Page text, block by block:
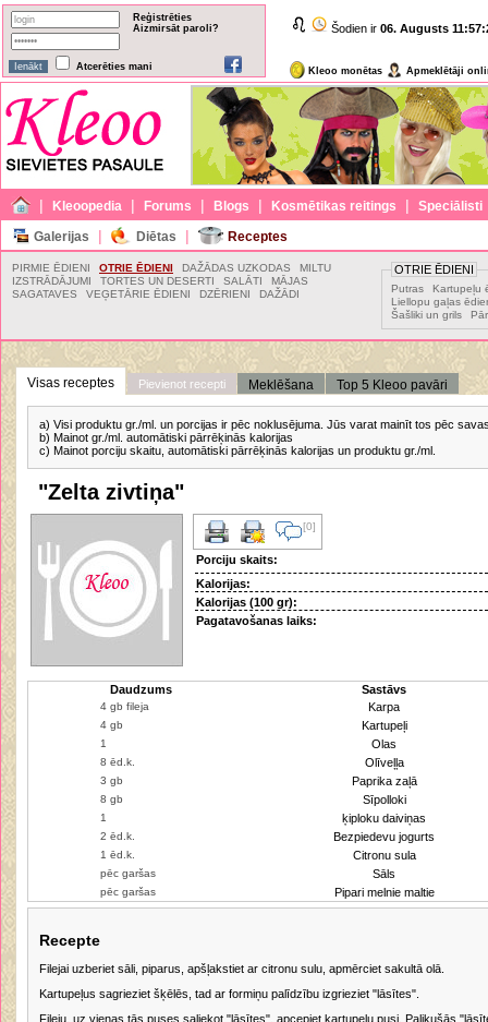
Reģistrēties
Aizmirsāt paroli?
Atcerēties mani
Šodien ir 06. Augusts
Kleoo monētas Apmeklētāji
| Kleoopedia | Forums | Blogs | Kosmētikas reitings | Speciālisti
Galerijas | Diētas | Receptes
OTRIE ĒDIENI
Putras
Kartupeļu
Liellopu gaļas
Šašliki un grils
PIRMIE ĒDIENI OTRIE ĒDIENI DAŽĀDAS UZKODAS
MILTU
IZSTRĀDĀJUMI
TORTES UN DESERTI SALĀTI
MĀJAS
SAGATAVES
VEĢETĀRIE ĒDIENI DZĒRIENI DAŽĀDI
Visas receptes Pievienot recepti Meklēšana Top 5 Kleoo pavāri
a) Visi produktu gr./ml. un porcijas ir pēc noklusējuma. Jūs varat mainīt tos pēc
b) Mainot gr./ml. automātiski pārrēķinās kalorijas
c) Mainot porciju skaitu, automātiski pārrēķinās kalorijas un produktu gr./ml.
"Zelta zivtiņa"
[0]
Porciju skaits:
Kalorijas:
Kalorijas (100 gr):
Pagatavošanas laiks:
Daudzums
Sastāvs
Karpa
Kartupeļi
Olas
Olīveļļa
Paprika zaļā
Sīpolloki
ķiploku daiviņas
Bezpiedevu jogurts
Citronu sula
Sāls
Pipari melnie maltie
Recepte
Filejai uzberiet sāli, piparus, apšļakstiet ar citronu sulu, apmērciet sakultā olā.
Kartupeļus sagrieziet šķēlēs, tad ar formiņu palīdzību izgrieziet "lāsītes".
Fileju, uz vienas tās puses saliekot "lāsītes", apcepiet kartupeļu pusi. Palikušās